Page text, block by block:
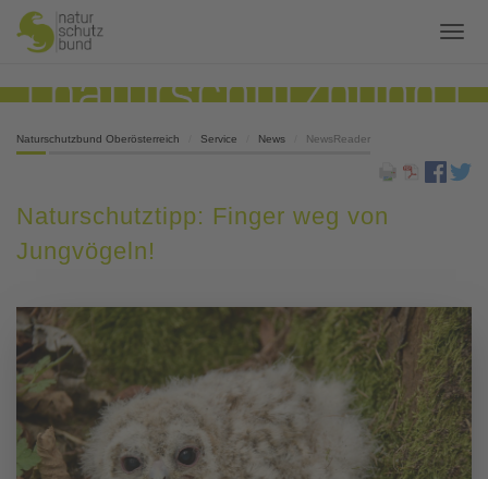
Naturschutzbund Oberösterreich Service News NewsReader
Naturschutztipp: Finger weg von
Jungvögeln!